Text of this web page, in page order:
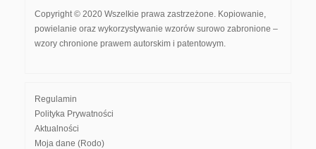
Copyright © 2020 Wszelkie prawa zastrzeżone. Kopiowanie,
powielanie oraz wykorzystywanie wzorów surowo zabronione –
wzory chronione prawem autorskim i patentowym.
Regulamin
Polityka Prywatności
Aktualności
Moja dane (Rodo)